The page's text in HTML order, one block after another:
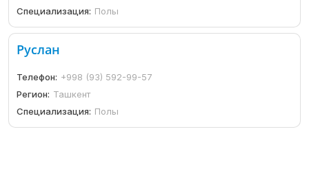
Специализация: Полы
Руслан
Телефон: +998 (93) 592-99-57
Регион: Ташкент
Специализация: Полы